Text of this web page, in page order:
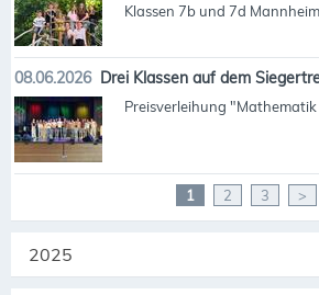
Klassen 7b und 7d Mannheim.
08.06.2026 Drei Klassen auf dem
Preisverleihung
1 2 3 >
2025